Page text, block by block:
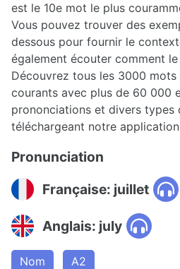
est le 10e mot le plus
Vous pouvez trouver des
dessous pour fournir le
également écouter comment
Découvrez tous les 3000 mots
courants avec plus de 60 000
prononciations et divers types
téléchargeant notre
Pronunciation
Française: juillet
Anglais: july
Nom A2